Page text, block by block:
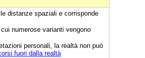
distanze spaziali e corrisponde
numerose varianti vengono
personali, la realtà non può
fuori dalla realtà